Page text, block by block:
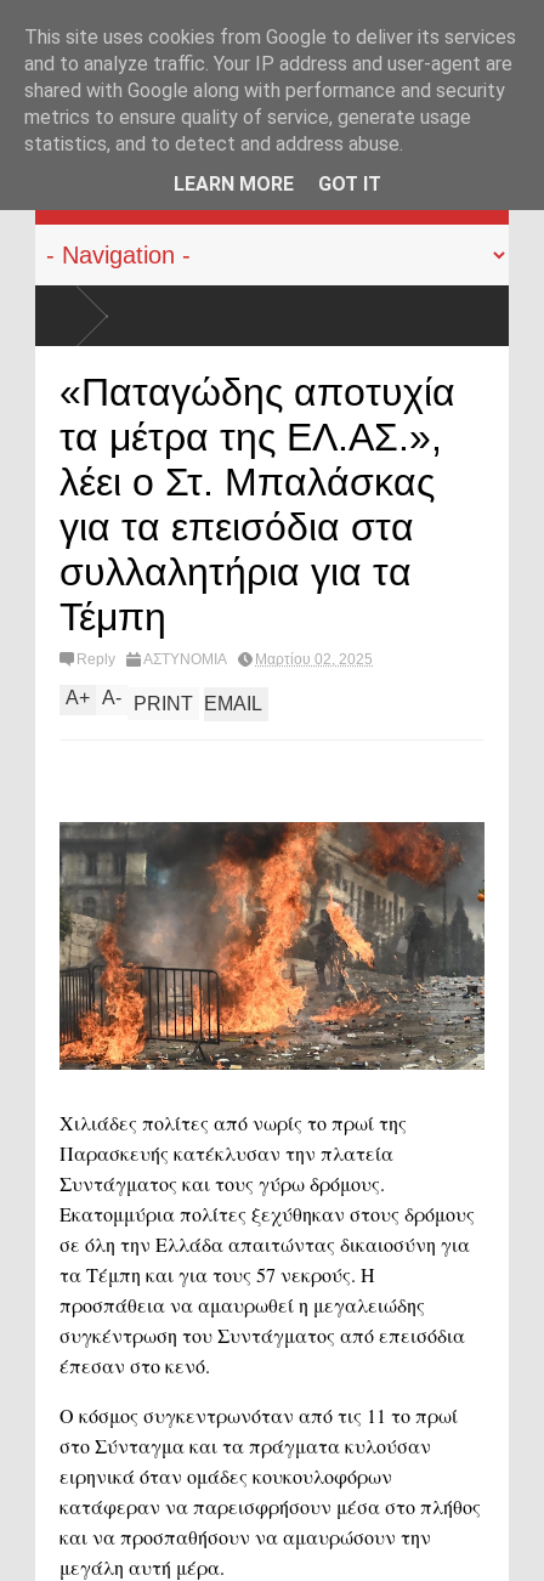
KATEHACKER
«Παταγώδης αποτυχία
τα μέτρα της ΕΛ.ΑΣ.»,
λέει ο Στ. Μπαλάσκας
για τα επεισόδια στα
συλλαλητήρια για τα
Τέμπη
Reply ΑΣΤΥΝΟΜΙΑ Μαρτίου 02, 2025
A+ A- PRINT EMAIL
Χιλιάδες πολίτες από νωρίς το πρωί της
Παρασκευής κατέκλυσαν την πλατεία
Συντάγματος και τους γύρω δρόμους.
Εκατομμύρια πολίτες ξεχύθηκαν στους δρόμους
σε όλη την Ελλάδα απαιτώντας δικαιοσύνη για
τα Τέμπη και για τους 57 νεκρούς. Η
προσπάθεια να αμαυρωθεί η μεγαλειώδης
συγκέντρωση του Συντάγματος από επεισόδια
έπεσαν στο κενό.
Ο κόσμος συγκεντρωνόταν από τις 11 το πρωί
στο Σύνταγμα και τα πράγματα κυλούσαν
ειρηνικά όταν ομάδες κουκουλοφόρων
κατάφεραν να παρεισφρήσουν μέσα στο πλήθος
και να προσπαθήσουν να αμαυρώσουν την
μεγάλη αυτή μέρα.
This site uses cookies from Google to deliver its services
and to analyze traffic. Your IP address and user-agent are
shared with Google along with performance and security
metrics to ensure quality of service, generate usage
statistics, and to detect and address abuse.
LEARN MORE
GOT IT